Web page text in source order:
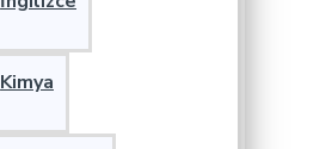
Kimya